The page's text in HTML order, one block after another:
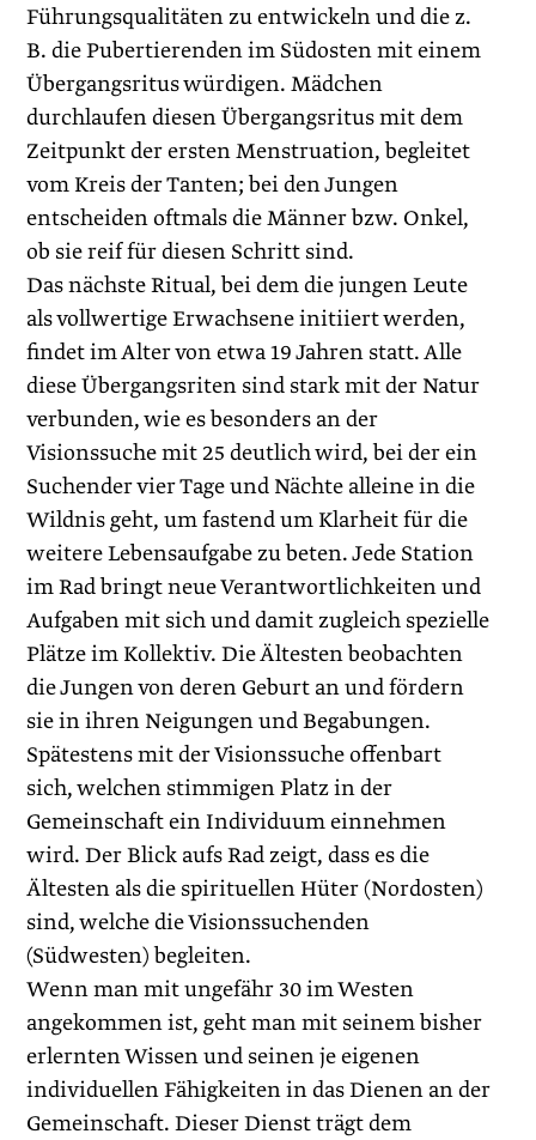
Führungsqualitäten zu entwickeln und die z.
B. die Pubertierenden im Südosten mit einem
Übergangsritus würdigen. Mädchen
durchlaufen diesen Übergangsritus mit dem
Zeitpunkt der ersten Menstruation, begleitet
vom Kreis der Tanten; bei den Jungen
entscheiden oftmals die Männer bzw. Onkel,
ob sie reif für diesen Schritt sind.
Das nächste Ritual, bei dem die jungen Leute
als vollwertige Erwachsene initiiert werden,
findet im Alter von etwa 19 Jahren statt. Alle
diese Übergangsriten sind stark mit der Natur
verbunden, wie es besonders an der
Visionssuche mit 25 deutlich wird, bei der ein
Suchender vier Tage und Nächte alleine in die
Wildnis geht, um fastend um Klarheit für die
weitere Lebensaufgabe zu beten. Jede Station
im Rad bringt neue Verantwortlichkeiten und
Aufgaben mit sich und damit zugleich spezielle
Plätze im Kollektiv. Die Ältesten beobachten
die Jungen von deren Geburt an und fördern
sie in ihren Neigungen und Begabungen.
Spätestens mit der Visionssuche offenbart
sich, welchen stimmigen Platz in der
Gemeinschaft ein Individuum einnehmen
wird. Der Blick aufs Rad zeigt, dass es die
Ältesten als die spirituellen Hüter (Nordosten)
sind, welche die Visionssuchenden
(Südwesten) begleiten.
Wenn man mit ungefähr 30 im Westen
angekommen ist, geht man mit seinem bisher
erlernten Wissen und seinen je eigenen
individuellen Fähigkeiten in das Dienen an der
Gemeinschaft. Dieser Dienst trägt dem